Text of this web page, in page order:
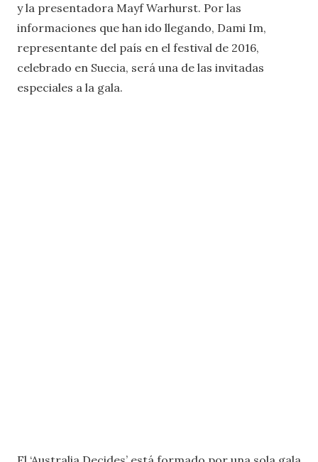
y la presentadora Mayf Warhurst. Por las
informaciones que han ido llegando, Dami Im,
representante del país en el festival de 2016,
celebrado en Suecia, será una de las invitadas
especiales a la gala.